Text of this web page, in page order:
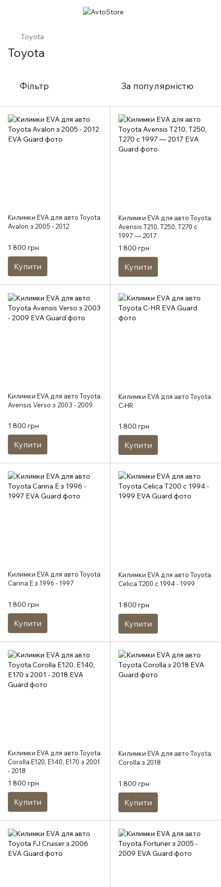
Toyota
Toyota
Фільтр За популярністю
Килимки EVA для авто Toyota
Avalon з 2005 - 2012
1 800 грн
Купити
Килимки EVA для авто Toyota
Avensis T210, T250, T270 с
1997 — 2017
1 800 грн
Купити
Килимки EVA для авто Toyota
Avensis Verso з 2003 - 2009
1 800 грн
Купити
Килимки EVA для авто Toyota
C-HR
1 800 грн
Купити
Килимки EVA для авто Toyota
Carina E з 1996 - 1997
1 800 грн
Купити
Килимки EVA для авто Toyota
Celica T200 c 1994 - 1999
1 800 грн
Купити
Килимки EVA для авто Toyota
Corolla E120, E140, E170 з 2001
- 2018
1 800 грн
Купити
Килимки EVA для авто Toyota
Corolla з 2018
1 800 грн
Купити